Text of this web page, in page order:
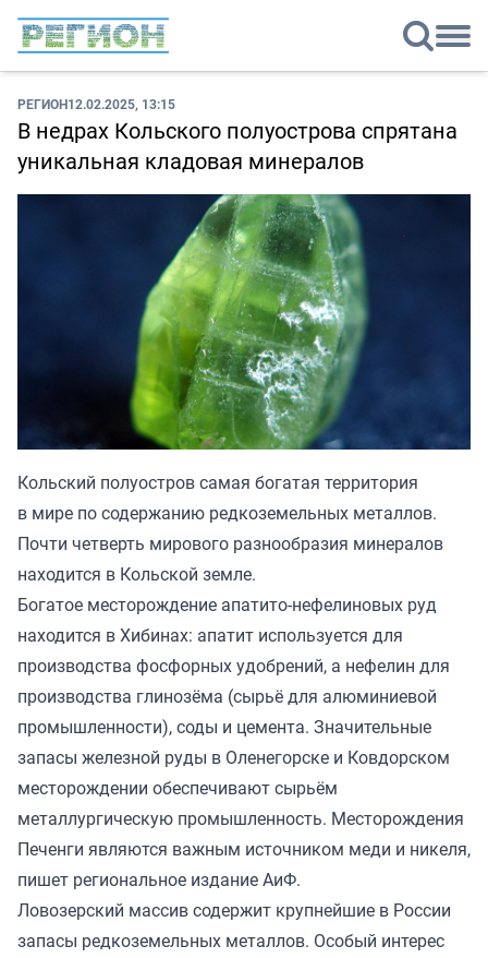
РЕГИОН12.02.2025, 13:15
В недрах Кольского полуострова спрятана
уникальная кладовая минералов
Кольский полуостров самая богатая территория
в мире по содержанию редкоземельных металлов.
Почти четверть мирового разнообразия минералов
находится в Кольской земле.
Богатое месторождение апатито-нефелиновых руд
находится в Хибинах: апатит используется для
производства фосфорных удобрений, а нефелин для
производства глинозёма (сырьё для алюминиевой
промышленности), соды и цемента. Значительные
запасы железной руды в Оленегорске и Ковдорском
месторождении обеспечивают сырьём
металлургическую промышленность. Месторождения
Печенги являются важным источником меди и никеля,
пишет региональное издание АиФ.
Ловозерский массив содержит крупнейшие в России
запасы редкоземельных металлов. Особый интерес